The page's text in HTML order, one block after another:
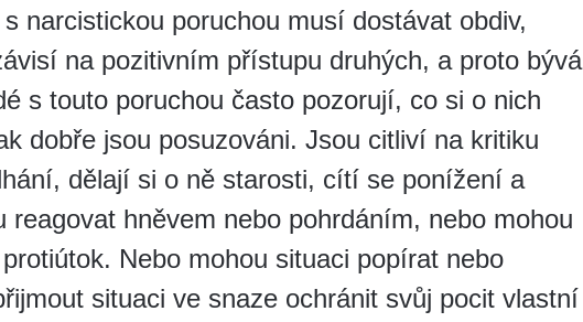
narcistickou poruchou musí dostávat obdiv,
na pozitivním přístupu druhých, a proto bývá
s touto poruchou často pozorují, co si o nich
dobře jsou posuzováni. Jsou citliví na kritiku
dělají si o ně starosti, cítí se ponížení a
reagovat hněvem nebo pohrdáním, nebo mohou
Nebo mohou situaci popírat nebo
situaci ve snaze ochránit svůj pocit vlastní